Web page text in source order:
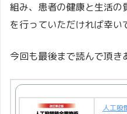
組み、患者の健康と生活の
を行っていただければ幸い
今回も最後まで読んで頂き
人工股